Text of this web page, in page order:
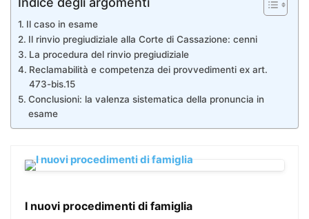
Il caso in esame
Il rinvio pregiudiziale alla Corte di Cassazione: cenni
La procedura del rinvio pregiudiziale
Reclamabilità e competenza dei provvedimenti ex art.
473-bis.15
Conclusioni: la valenza sistematica della pronuncia in
esame
I nuovi procedimenti di famiglia